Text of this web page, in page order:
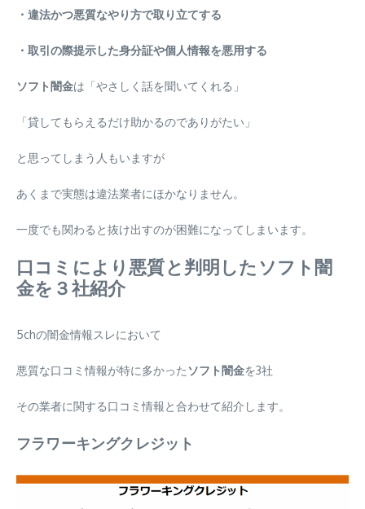
・違法かつ悪質なやり方で取り立てする
・取引の際提示した身分証や個人情報を悪用する
ソフト闇金は「やさしく話を聞いてくれる」
「貸してもらえるだけ助かるのでありがたい」
と思ってしまう人もいますが
あくまで実態は違法業者にほかなりません。
一度でも関わると抜け出すのが困難になってしまいます。
口コミにより悪質と判明したソフト闇
金を３社紹介
5chの闇金情報スレにおいて
悪質な口コミ情報が特に多かった ソフト闇金を3社
その業者に関する口コミ情報と合わせて紹介します。
フラワーキングクレジット